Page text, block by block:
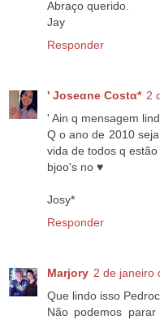
Abraço querido.
Jay
Responder
' Joseαne Costα* 2
' Ain q mensagem
Q o ano de 2010
vida de todos q
bjoo's no ♥
Josy*
Responder
Marjory 2 de janeiro
Que lindo isso
Não podemos